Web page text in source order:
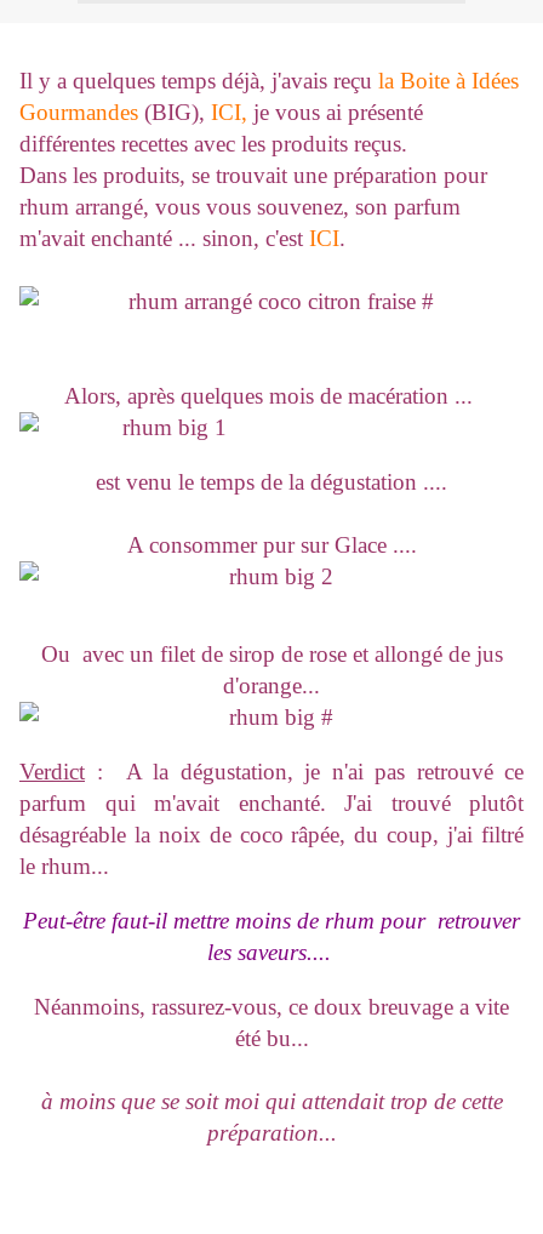
Il y a quelques temps déjà, j'avais reçu la Boite à Idées
Gourmandes (BIG), ICI, je vous ai présenté
différentes recettes avec les produits reçus.
Dans les produits, se trouvait une préparation pour
rhum arrangé, vous vous souvenez, son parfum
m'avait enchanté ... sinon, c'est ICI.
Alors, après quelques mois de macération ...
est venu le temps de la dégustation ....
A consommer pur sur Glace ....
Ou avec un filet de sirop de rose et allongé de jus
d'orange...
Verdict : A la dégustation, je n'ai pas retrouvé ce
parfum qui m'avait enchanté. J'ai trouvé plutôt
désagréable la noix de coco râpée, du coup, j'ai filtré
le rhum...
Peut-être faut-il mettre moins de rhum pour retrouver
les saveurs....
Néanmoins, rassurez-vous, ce doux breuvage a vite
été bu...
à moins que se soit moi qui attendait trop de cette
préparation...